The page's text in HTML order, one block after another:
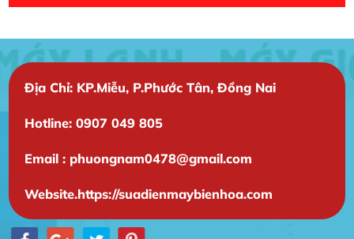
Địa Chỉ: KP.Miễu, P.Phước Tân, Đồng Nai
Hotline: 0907 049 805
Email : phuongnam0478@gmail.com
Website.https://suadienmaybienhoa.com